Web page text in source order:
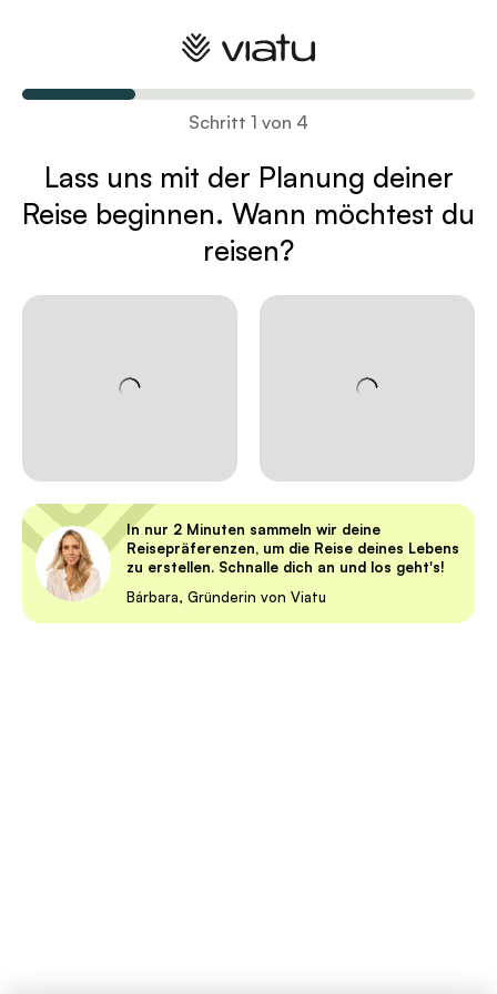
Schritt 1 von 4
Lass uns mit der Planung deiner
Reise beginnen. Wann möchtest du
reisen?
In nur 2 Minuten sammeln wir deine
Reisepräferenzen, um die Reise deines Lebens
zu erstellen. Schnalle dich an und los geht's!
Bárbara, Gründerin von Viatu